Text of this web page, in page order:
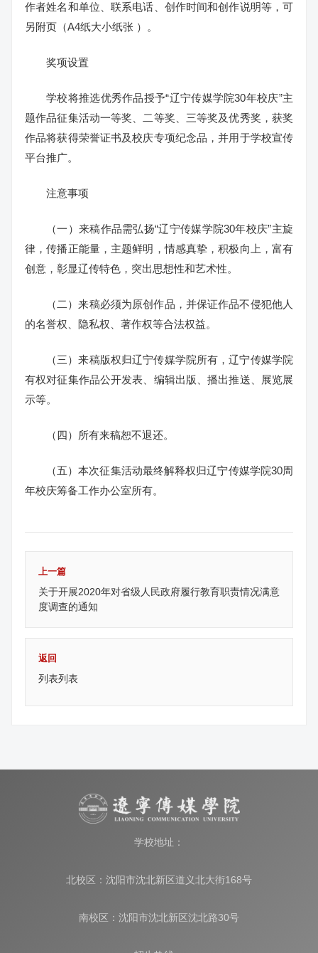
作者姓名和单位、联系电话、创作时间和创作说明等，可
另附页（A4纸大小纸张 ）。
奖项设置
学校将推选优秀作品授予“辽宁传媒学院30年校庆”主
题作品征集活动一等奖、二等奖、三等奖及优秀奖，获奖
作品将获得荣誉证书及校庆专项纪念品，并用于学校宣传
平台推广。
注意事项
（一）来稿作品需弘扬“辽宁传媒学院30年校庆”主旋
律，传播正能量，主题鲜明，情感真挚，积极向上，富有
创意，彰显辽传特色，突出思想性和艺术性。
（二）来稿必须为原创作品，并保证作品不侵犯他人
的名誉权、隐私权、著作权等合法权益。
（三）来稿版权归辽宁传媒学院所有，辽宁传媒学院
有权对征集作品公开发表、编辑出版、播出推送、展览展
示等。
（四）所有来稿恕不退还。
（五）本次征集活动最终解释权归辽宁传媒学院30周
年校庆筹备工作办公室所有。
上一篇
关于开展2020年对省级人民政府履行教育职责情况满意
度调查的通知
返回
列表列表
学校地址：
北校区：沈阳市沈北新区道义北大街168号
南校区：沈阳市沈北新区沈北路30号